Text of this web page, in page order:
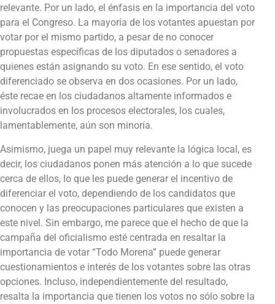
relevante. Por un lado, el énfasis en la importancia del voto
para el Congreso. La mayoría de los votantes apuestan por
votar por el mismo partido, a pesar de no conocer
propuestas específicas de los diputados o senadores a
quienes están asignando su voto. En ese sentido, el voto
diferenciado se observa en dos ocasiones. Por un lado,
éste recae en los ciudadanos altamente informados e
involucrados en los procesos electorales, los cuales,
lamentablemente, aún son minoría.
Asimismo, juega un papel muy relevante la lógica local, es
decir, los ciudadanos ponen más atención a lo que sucede
cerca de ellos, lo que les puede generar el incentivo de
diferenciar el voto, dependiendo de los candidatos que
conocen y las preocupaciones particulares que existen a
este nivel. Sin embargo, me parece que el hecho de que la
campaña del oficialismo esté centrada en resaltar la
importancia de votar “Todo Morena” puede generar
cuestionamientos e interés de los votantes sobre las otras
opciones. Incluso, independientemente del resultado,
resalta la importancia que tienen los votos no sólo sobre la